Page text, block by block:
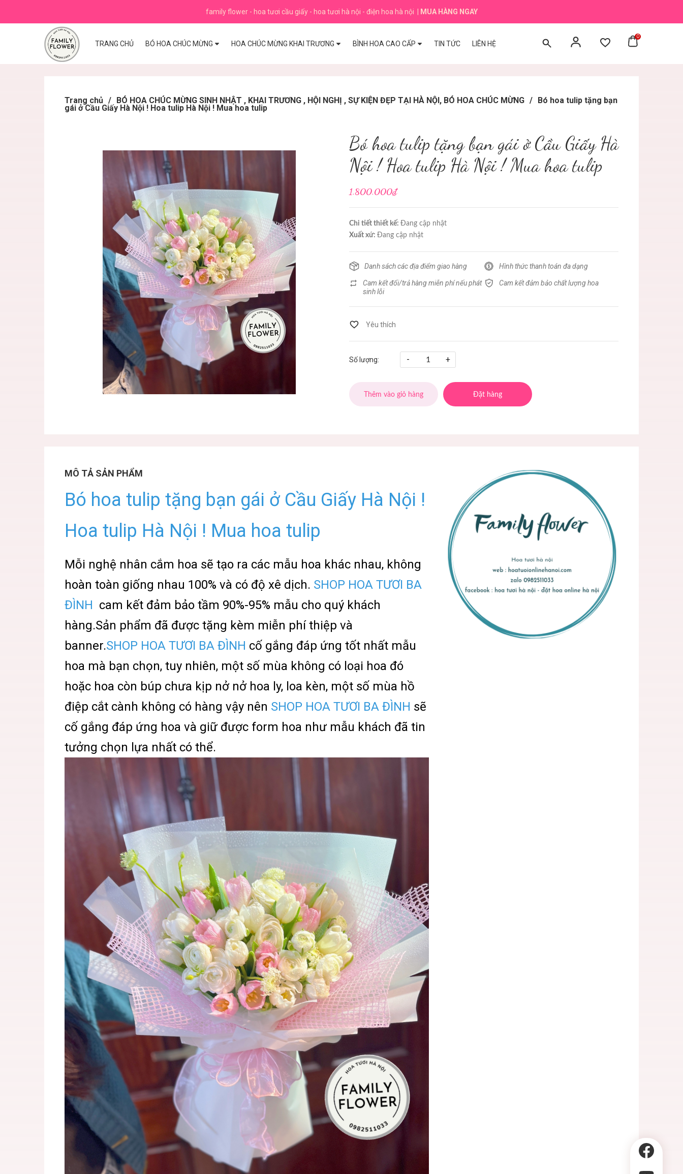
family flower - hoa tươi cầu giấy - hoa tươi hà nội - điện hoa hà nội MUA HÀNG NGAY
TRANG CHỦ BÓ HOA CHÚC MỪNG HOA CHÚC MỪNG KHAI TRƯƠNG BÌNH HOA CAO CẤP TIN TỨC LIÊN HỆ
0
Trang chủ / BÓ HOA CHÚC MỪNG SINH NHẬT , KHAI TRƯƠNG , HỘI NGHỊ , SỰ KIỆN ĐẸP TẠI HÀ NỘI, BÓ HOA CHÚC MỪNG / Bó hoa tulip tặng bạn
gái ở Cầu Giấy Hà Nội ! Hoa tulip Hà Nội ! Mua hoa tulip
Bó hoa tulip tặng bạn gái ở Cầu Giấy Hà
Nội ! Hoa tulip Hà Nội ! Mua hoa tulip
1.800.000₫
Chi tiết thiết kế: Đang cập nhật
Xuất xứ: Đang cập nhật
Danh sách các địa điểm giao hàng Hình thức thanh toán đa dạng
Cam kết đổi/trả hàng miễn phí nếu phát
sinh lỗi
Cam kết đảm bảo chất lượng hoa
Số lượng: - +
Thêm vào giỏ hàng Đặt hàng
MÔ TẢ SẢN PHẨM
Bó hoa tulip tặng bạn gái ở Cầu Giấy Hà Nội !
Hoa tulip Hà Nội ! Mua hoa tulip
Mỗi nghệ nhân cắm hoa sẽ tạo ra các mẫu hoa khác nhau, không
hoàn toàn giống nhau 100% và có độ xê dịch. SHOP HOA TƯƠI BA
ĐÌNH cam kết đảm bảo tầm 90%-95% mẫu cho quý khách
hàng.Sản phẩm đã được tặng kèm miễn phí thiệp và
banner.SHOP HOA TƯƠI BA ĐÌNH cố gắng đáp ứng tốt nhất mẫu
hoa mà bạn chọn, tuy nhiên, một số mùa không có loại hoa đó
hoặc hoa còn búp chưa kịp nở nở hoa ly, loa kèn, một số mùa hồ
điệp cắt cành không có hàng vậy nên SHOP HOA TƯƠI BA ĐÌNH sẽ
cố gắng đáp ứng hoa và giữ được form hoa như mẫu khách đã tin
tưởng chọn lựa nhất có thể.